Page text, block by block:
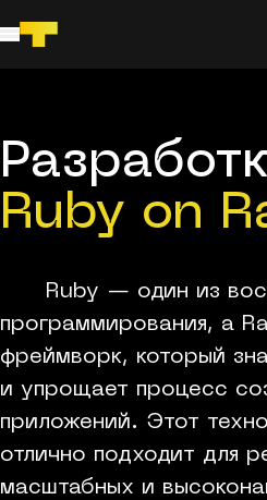
Технологии
Кейсы
О нас
Контакты
Ruby on
Ruby — один из
программирования, а
фреймворк, который
и упрощает процесс
приложений. Этот
отлично подходит для
масштабных и